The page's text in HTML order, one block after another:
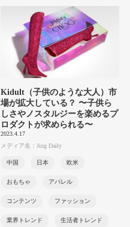
Kidult（子供のような大人）市
場が拡大している？ 〜子供ら
しさやノスタルジーを楽めるプ
ロダクトが求められる〜
2023.4.17
メディア名：Jing Daily
中国 日本 欧米
おもちゃ アパレル
コンテンツ ファッション
業界トレンド 生活者トレンド